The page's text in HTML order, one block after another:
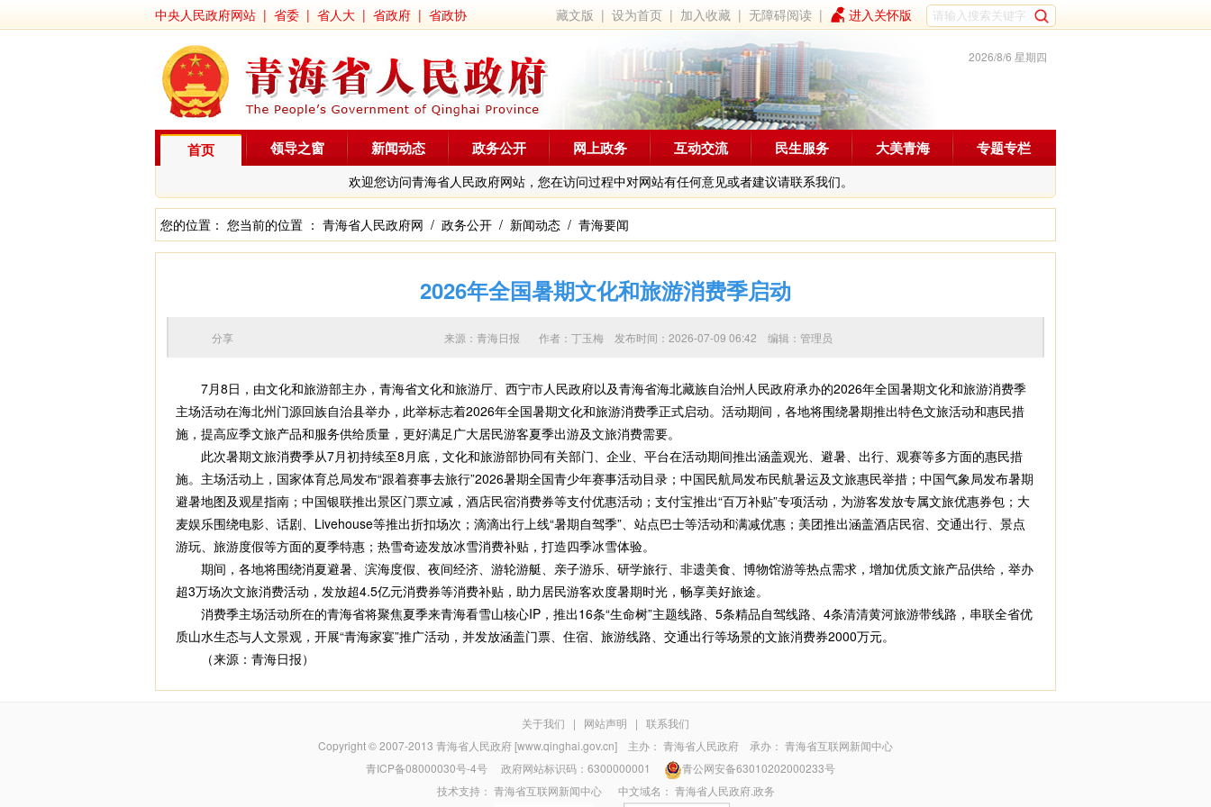
中央人民政府网站 | 省委 | 省人大 | 省政府 | 省政协 藏文版 |设为首页 | 加入收藏 |无障碍阅读 | 进入关怀版
2026/8/6 星期四
首页
欢迎您访问青海省人民政府网站，您在访问过程中对网站有任何意见或者建议请联系我们。
领导之窗 新闻动态 政务公开 网上政务 互动交流 民生服务 大美青海 专题专栏
您的位置： 您当前的位置 ： 青海省人民政府网 / 政务公开 / 新闻动态 / 青海要闻
2026年全国暑期文化和旅游消费季启动
来源：青海日报 作者： 丁玉梅 发布时间：2026-07-09 06:42 编辑：管理员
分享
7月8日，由文化和旅游部主办，青海省文化和旅游厅、西宁市人民政府以及青海省海北藏族自治州人民政府承办的2026年全国暑期文化和旅游消费季
主场活动在海北州门源回族自治县举办，此举标志着2026年全国暑期文化和旅游消费季正式启动。活动期间，各地将围绕暑期推出特色文旅活动和惠民措
施，提高应季文旅产品和服务供给质量，更好满足广大居民游客夏季出游及文旅消费需要。
此次暑期文旅消费季从7月初持续至8月底，文化和旅游部协同有关部门、企业、平台在活动期间推出涵盖观光、避暑、出行、观赛等多方面的惠民措
施。主场活动上，国家体育总局发布“跟着赛事去旅行”2026暑期全国青少年赛事活动目录；中国民航局发布民航暑运及文旅惠民举措；中国气象局发布暑期
避暑地图及观星指南；中国银联推出景区门票立减，酒店民宿消费券等支付优惠活动；支付宝推出“百万补贴”专项活动，为游客发放专属文旅优惠券包；大
麦娱乐围绕电影、话剧、Livehouse等推出折扣场次；滴滴出行上线“暑期自驾季”、站点巴士等活动和满减优惠；美团推出涵盖酒店民宿、交通出行、景点
游玩、旅游度假等方面的夏季特惠；热雪奇迹发放冰雪消费补贴，打造四季冰雪体验。
期间，各地将围绕消夏避暑、滨海度假、夜间经济、游轮游艇、亲子游乐、研学旅行、非遗美食、博物馆游等热点需求，增加优质文旅产品供给，举办
超3万场次文旅消费活动，发放超4.5亿元消费券等消费补贴，助力居民游客欢度暑期时光，畅享美好旅途。
消费季主场活动所在的青海省将聚焦夏季来青海看雪山核心IP，推出16条“生命树”主题线路、5条精品自驾线路、4条清清黄河旅游带线路，串联全省优
质山水生态与人文景观，开展“青海家宴”推广活动，并发放涵盖门票、住宿、旅游线路、交通出行等场景的文旅消费券2000万元。
（来源：青海日报）
关于我们 | 网站声明 | 联系我们
Copyright © 2007-2013 青海省人民政府 [www.qinghai.gov.cn] 主办： 青海省人民政府 承办： 青海省互联网新闻中心
青ICP备08000030号-4号政府网站标识码：6300000001
青公网安备63010202000233号
技术支持： 青海省互联网新闻中心中文域名： 青海省人民政府.政务